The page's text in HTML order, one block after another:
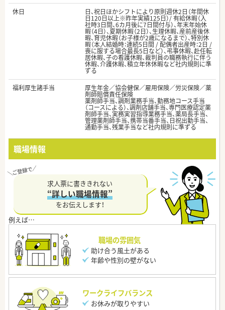
休日
日、祝日ほかシフトにより原則週休2日（年間休
日120日以上※昨年実績125日）/ 有給休暇（入
社時3日間、6カ月後に7日間付与）、年末年始休
暇（4日）、夏期休暇（2日）、生理休暇、産前産後休
暇、育児休暇（お子様が2歳になるまで）、特別休
暇（本人結婚時：連続5日間 / 配偶者出産時：2日 /
喪に服する場合最長5日など）、弔事休暇、赴任転
居休暇、子の看護休暇、裁判員の職務執行に伴う
休暇、介護休暇、積立年休休暇など社内規則に準
ずる
福利厚生諸手当
厚生年金／協会健保／雇用保険／労災保険／薬
剤師賠償責任保険
薬剤師手当、調剤業務手当、勤務地コース手当
（コースによる）、調剤店舗手当、専門医療認定薬
剤師手当、実務実習指導業務手当、薬局長手当、
管理薬剤師手当、携帯当番手当、日祝出勤手当、
通勤手当、残業手当など社内規則に準ずる
職場情報
求人票に書ききれない
“詳しい職場情報”
をお伝えします！
職場の雰囲気
助け合う風土がある
年齢や性別の壁がない
ワークライフバランス
お休みが取りやすい